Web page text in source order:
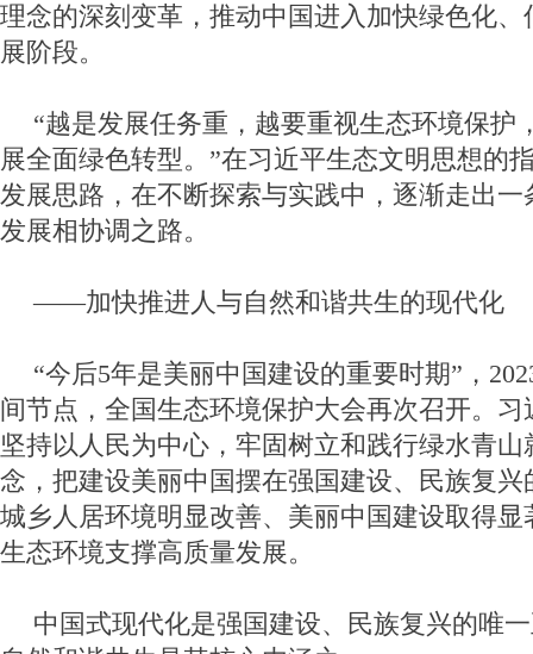
理念的深刻变革，推动中国进入加快绿色化
展阶段。
“越是发展任务重，越要重视生态环境保护
展全面绿色转型。”在习近平生态文明思想的
发展思路，在不断探索与实践中，逐渐走出
发展相协调之路。
——加快推进人与自然和谐共生的现代化
“今后5年是美丽中国建设的重要时期”，
间节点，全国生态环境保护大会再次召开。
坚持以人民为中心，牢固树立和践行绿水青
念，把建设美丽中国摆在强国建设、民族复
城乡人居环境明显改善、美丽中国建设取得
生态环境支撑高质量发展。
中国式现代化是强国建设、民族复兴的唯